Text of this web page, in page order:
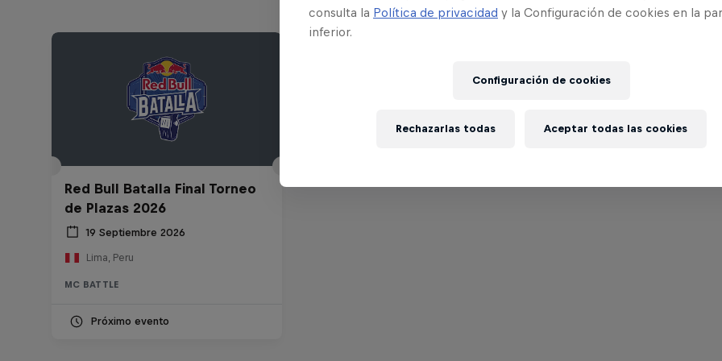
Red Bull Batalla Final Torneo
de Plazas 2026
19 Septiembre 2026
Lima, Peru
MC BATTLE
Próximo evento
consulta la Política de privacidad y la Configuración de cookies en la
inferior.
Configuración de cookies
Rechazarlas todas Aceptar todas las cookies